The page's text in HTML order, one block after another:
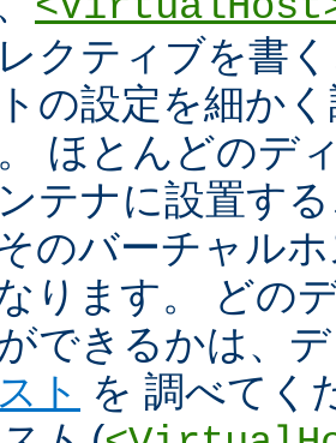
クティブを書
の設定を細か
ほとんどのデ
テナに設置す
のバーチャル
ります。 どの
できるかは、
ト を 調べてく